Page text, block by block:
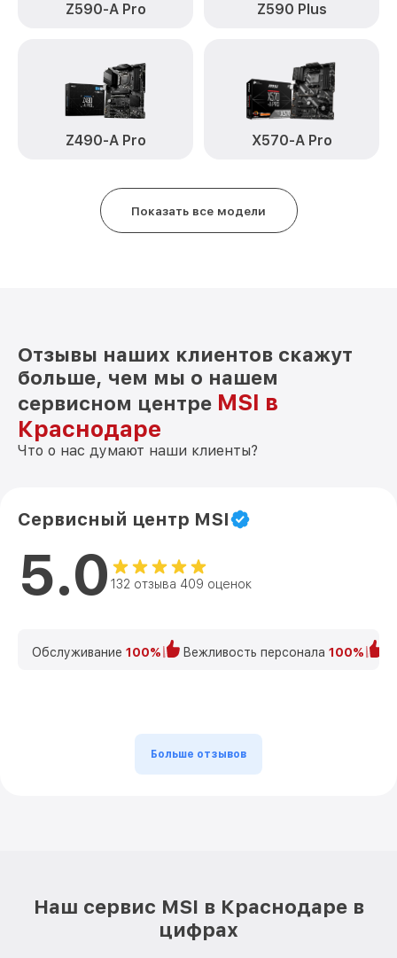
Z590-A Pro Z590 Plus
Z490-A Pro X570-A Pro
Показать все модели
Отзывы наших клиентов скажут
больше, чем мы о нашем
сервисном центре MSI в
Краснодаре
Что о нас думают наши клиенты?
Сервисный центр MSI
5.0 132 отзыва 409 оценок
Обслуживание 100% Вежливость персонала 100%
Больше отзывов
Наш сервис MSI в Краснодаре в
цифрах